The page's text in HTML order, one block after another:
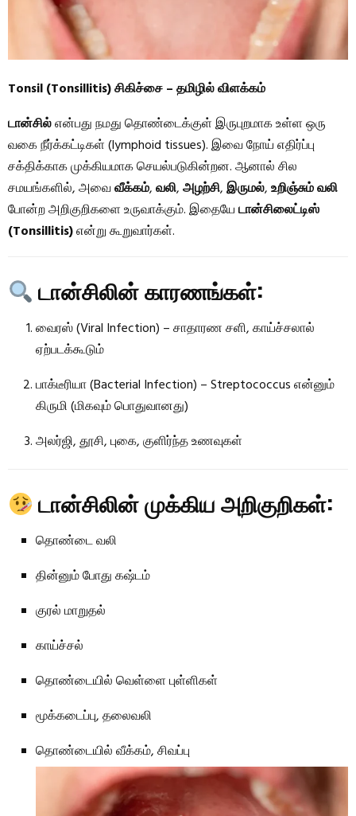
Tonsil (Tonsillitis) சிகிச்சை – தமிழில் விளக்கம்
டான்சில்என்பது நமது தொண்டைக்குள் இருபுறமாக உள்ள ஒரு
வகை நீர்க்கட்டிகள் (lymphoid tissues). இவை நோய் எதிர்ப்பு
சக்திக்காக முக்கியமாக செயல்படுகின்றன. ஆனால் சில
சமயங்களில், அவைவீக்கம்,வலி,அழற்சி,இருமல்,உறிஞ்சும் வலி
போன்ற அறிகுறிகளை உருவாக்கும். இதையேடான்சிலைட்டிஸ்
(Tonsillitis)என்று கூறுவார்கள்.
டான்சிலின் காரணங்கள்:
வைரஸ் (Viral Infection) – சாதாரண சளி, காய்ச்சலால்
ஏற்படக்கூடும்
பாக்டீரியா (Bacterial Infection) – Streptococcus என்னும்
கிருமி (மிகவும் பொதுவானது)
அலர்ஜி, தூசி, புகை, குளிர்ந்த உணவுகள்
டான்சிலின் முக்கிய அறிகுறிகள்:
தொண்டை வலி
தின்னும் போது கஷ்டம்
குரல் மாறுதல்
காய்ச்சல்
தொண்டையில் வெள்ளை புள்ளிகள்
மூக்கடைப்பு, தலைவலி
தொண்டையில் வீக்கம், சிவப்பு